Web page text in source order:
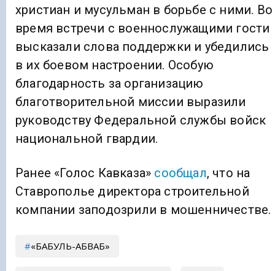
христиан и мусульман в борьбе с ними. Во
время встречи с военнослужащими гости
высказали слова поддержки и убедились
в их боевом настроении. Особую
благодарность за организацию
благотворительной миссии выразили
руководству Федеральной службы войск
национальной гвардии.
Ранее «Голос Кавказа» сообщал, что на
Ставрополье директора строительной
компании заподозрили в мошенничестве.
«БАБУЛЬ-АБВАБ»